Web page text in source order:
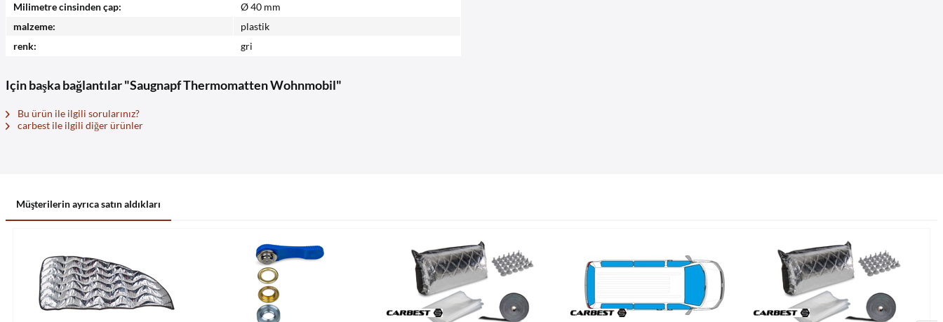
Milimetre cinsinden çap:
Ø 40 mm
malzeme:
plastik
renk:
gri
Için başka bağlantılar "Saugnapf Thermomatten Wohnmobil"
Bu ürün ile ilgili sorularınız?
carbest ile ilgili diğer ürünler
Müşterilerin ayrıca satın aldıkları